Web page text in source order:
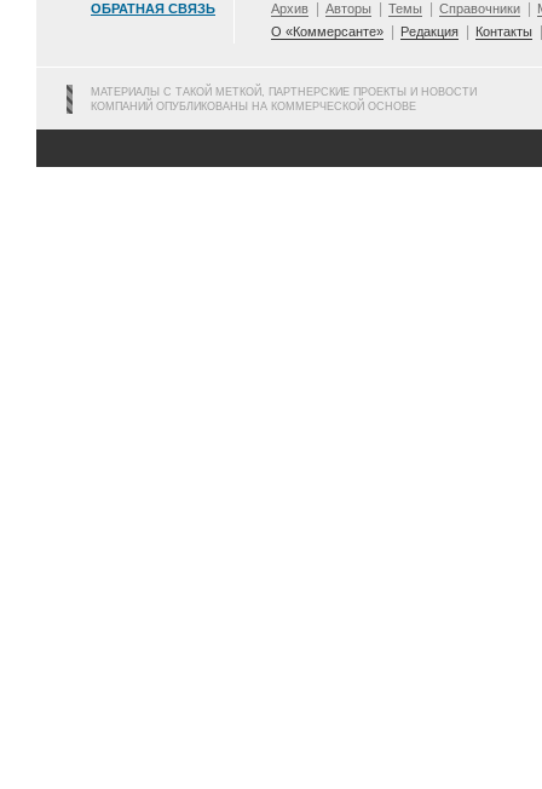
ОБРАТНАЯ СВЯЗЬ Архив Авторы Темы Справочники
О «Коммерсанте»
Редакция Контакты
МАТЕРИАЛЫ С ТАКОЙ МЕТКОЙ, ПАРТНЕРСКИЕ ПРОЕКТЫ И НОВОСТИ
КОМПАНИЙ ОПУБЛИКОВАНЫ НА КОММЕРЧЕСКОЙ ОСНОВЕ